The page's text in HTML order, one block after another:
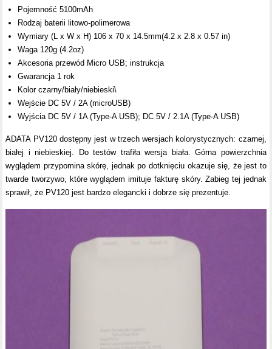
Pojemność 5100mAh
Rodzaj baterii litowo-polimerowa
Wymiary (L x W x H) 106 x 70 x 14.5mm(4.2 x 2.8 x 0.57 in)
Waga 120g (4.2oz)
Akcesoria przewód Micro USB; instrukcja
Gwarancja 1 rok
Kolor czarny/biały/niebieski\
Wejście DC 5V / 2A (microUSB)
Wyjścia DC 5V / 1A (Type-A USB); DC 5V / 2.1A (Type-A USB)
ADATA PV120 dostępny jest w trzech wersjach kolorystycznych: czarnej,
białej i niebieskiej. Do testów trafiła wersja biała. Górna powierzchnia
wyglądem przypomina skórę, jednak po dotknięciu okazuje się, że jest to
twarde tworzywo, które wyglądem imituje fakturę skóry. Zabieg tej jednak
sprawił, że PV120 jest bardzo elegancki i dobrze się prezentuje.